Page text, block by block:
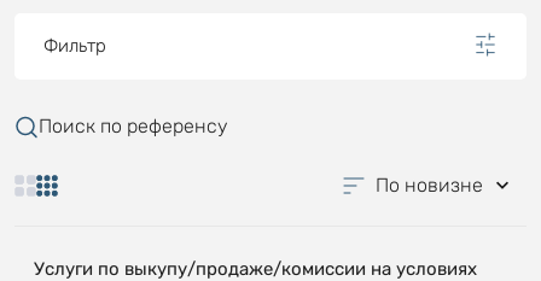
Фильтр
Поиск по референсу
По новизне
Услуги по выкупу/продаже/комиссии на условиях